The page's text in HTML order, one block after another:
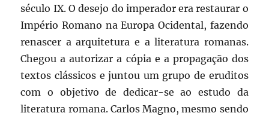
século IX. O desejo do imperador era restaurar o
Império Romano na Europa Ocidental, fazendo
renascer a arquitetura e a literatura romanas.
Chegou a autorizar a cópia e a propagação dos
textos clássicos e juntou um grupo de eruditos
com o objetivo de dedicar-se ao estudo da
literatura romana. Carlos Magno, mesmo sendo